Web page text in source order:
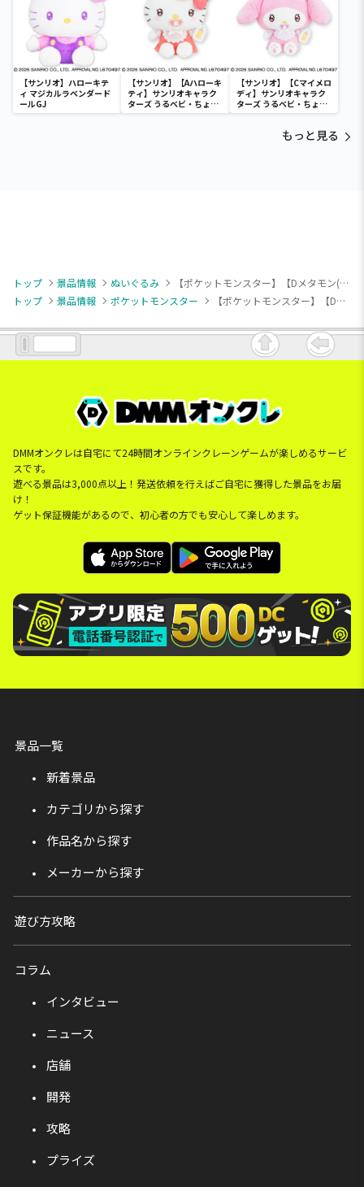
【サンリオ】ハローキテ
ィ マジカルラベンダード
ールGJ
【サンリオ】【Aハローキ
ティ】サンリオキャラク
ターズ うるベビ・ちょい
デカドール
【サンリオ】【Cマイメロ
ディ】サンリオキャラク
ターズ うるベビ・ちょい
デカドール
もっと見る
トップ 景品情報 ぬいぐるみ
【ポケットモンスター】【Dメタモン(怒り目/口への字閉じ)】ポケットモンスター いろんなおかおぬいぐるみ～メタモン～
トップ
景品情報 ポケットモンスター 【ポケットモンスター】【Dメタモン(怒り目/口への字閉じ)】ポケットモンスター いろんなおかおぬいぐるみ～メタモン～
DMMオンクレは自宅にて24時間オンラインクレーンゲームが楽しめるサービ
スです。
遊べる景品は3,000点以上！発送依頼を行えばご自宅に獲得した景品をお届
け！
ゲット保証機能があるので、初心者の方でも安心して楽しめます。
景品一覧
新着景品
カテゴリから探す
作品名から探す
メーカーから探す
遊び方攻略
コラム
インタビュー
ニュース
店舗
開発
攻略
プライズ